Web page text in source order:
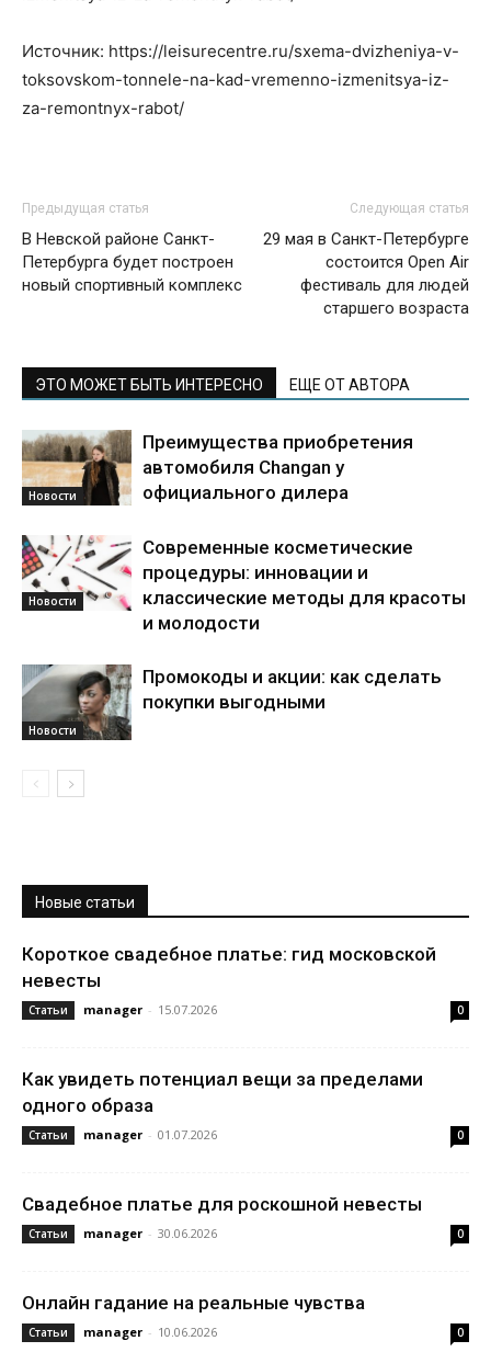
Источник: https://leisurecentre.ru/sxema-dvizheniya-v-
toksovskom-tonnele-na-kad-vremenno-izmenitsya-iz-
za-remontnyx-rabot/
Предыдущая статья
В Невской районе Санкт-
Петербурга будет построен
новый спортивный комплекс
Следующая статья
29 мая в Санкт-Петербурге
состоится Open Air
фестиваль для людей
старшего возраста
ЭТО МОЖЕТ БЫТЬ ИНТЕРЕСНО ЕЩЕ ОТ АВТОРА
Новости
Преимущества приобретения
автомобиля Changan у
официального дилера
Новости
Современные косметические
процедуры: инновации и
классические методы для красоты
и молодости
Новости
Промокоды и акции: как сделать
покупки выгодными
Новые статьи
Короткое свадебное платье: гид московской
невесты
Статьи manager - 15.07.2026 0
Как увидеть потенциал вещи за пределами
одного образа
Статьи manager - 01.07.2026 0
Свадебное платье для роскошной невесты
Статьи manager - 30.06.2026 0
Онлайн гадание на реальные чувства
Статьи manager - 10.06.2026 0